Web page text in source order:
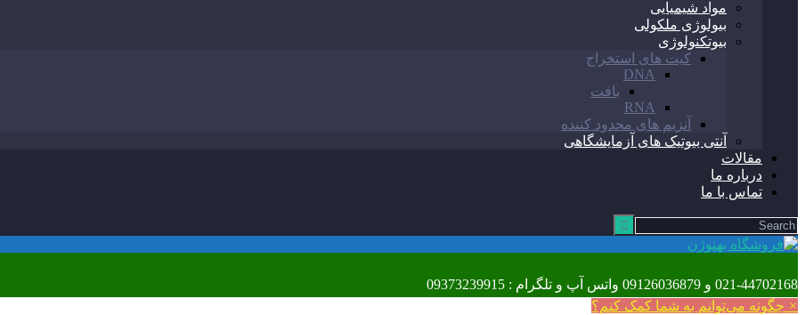
مواد شیمیایی
بیولوژی ملکولی
بیوتکنولوژی
کیت های استخراج
DNA
بافت
RNA
آنزیم های محدود کننده
آنتی بیوتیک های آزمایشگاهی
مقالات
درباره ما
تماس با ما
021-44702168 و 09126036879 واتس آپ و تلگرام : 09373239915
× چگونه می‌توانم به شما کمک کنم؟